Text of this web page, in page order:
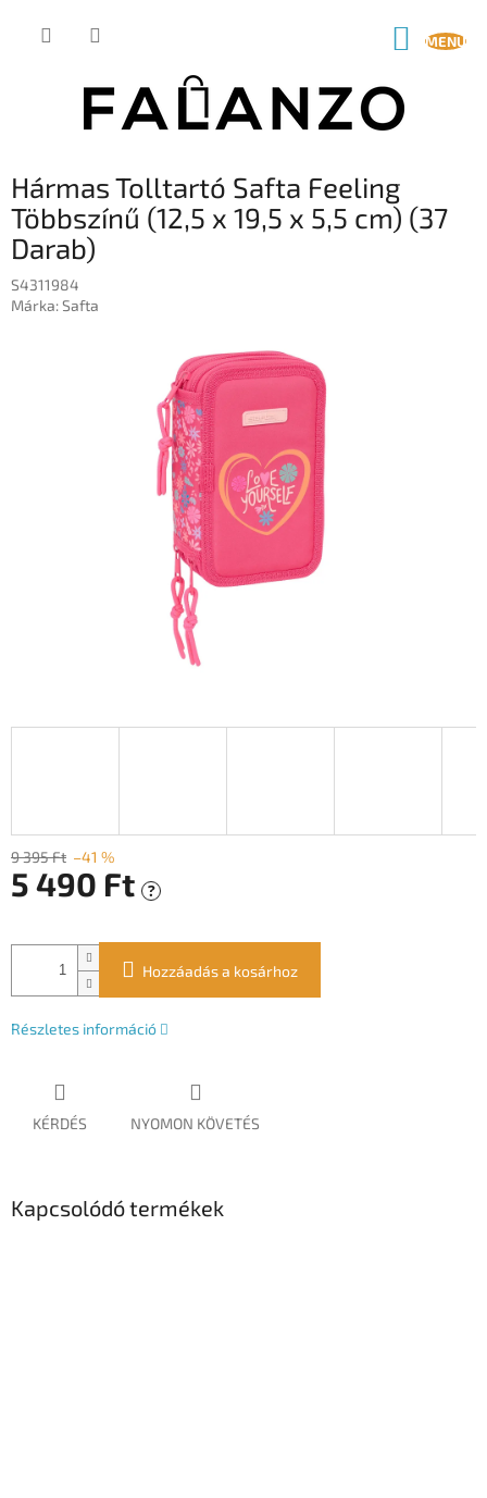
KOSÁR
Hármas Tolltartó Safta Feeling
Többszínű (12,5 x 19,5 x 5,5 cm) (37
Darab)
S4311984
Márka:Safta
9 395 Ft –41 %
5 490 Ft ?
Hozzáadás a kosárhoz
Részletes információ
KÉRDÉS NYOMON KÖVETÉS
Kapcsolódó termékek